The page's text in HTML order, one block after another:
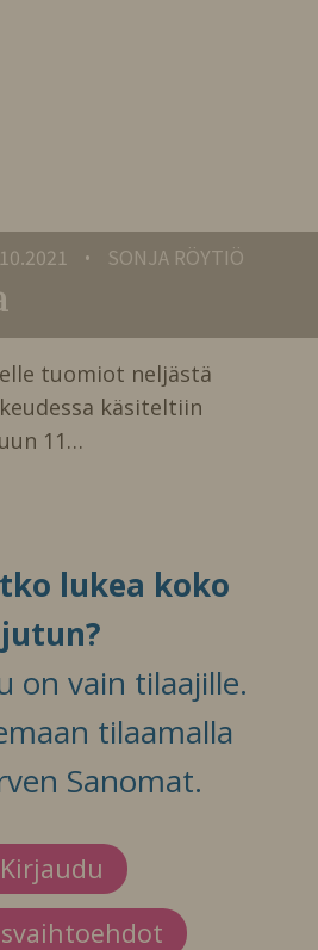
• SONJA RÖYTIÖ
tuomiot neljästä
käsiteltiin
11…
lukea koko
jutun?
on vain tilaajille.
tilaamalla
Sanomat.
Kirjaudu